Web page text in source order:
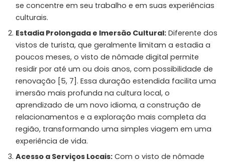
se concentre em seu trabalho e em suas experiências
culturais.
Estadia Prolongada e Imersão Cultural: Diferente dos
vistos de turista, que geralmente limitam a estadia a
poucos meses, o visto de nômade digital permite
residir por até um ou dois anos, com possibilidade de
renovação [5, 7]. Essa duração estendida facilita uma
imersão mais profunda na cultura local, o
aprendizado de um novo idioma, a construção de
relacionamentos e a exploração mais completa da
região, transformando uma simples viagem em uma
experiência de vida.
Acesso a Serviços Locais: Com o visto de nômade